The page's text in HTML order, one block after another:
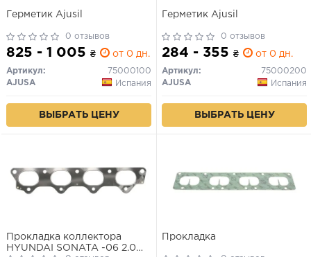
Герметик Ajusil
0 отзывов
825 - 1 005 ₴ от 0 дн.
Артикул:
75000100
AJUSA
Испания
ВЫБРАТЬ ЦЕНУ
Герметик Ajusil
0 отзывов
284 - 355 ₴ от 0 дн.
Артикул:
75000200
AJUSA
Испания
ВЫБРАТЬ ЦЕНУ
Прокладка коллектора
HYUNDAI SONATA -06 2.0
Прокладка